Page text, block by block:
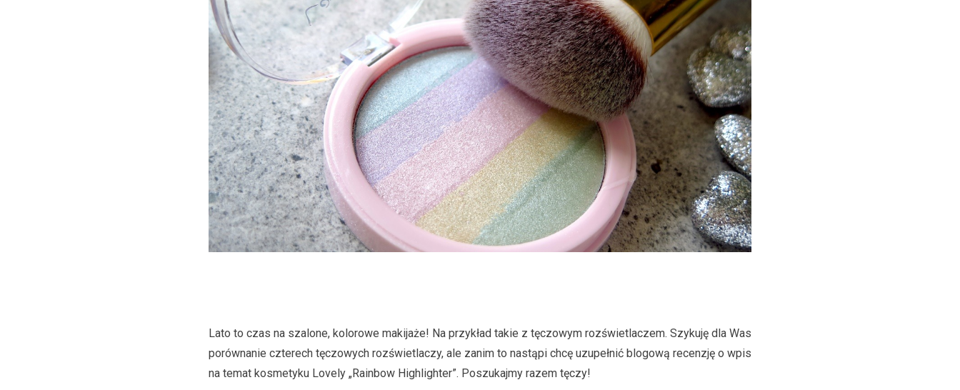
Lato to czas na szalone, kolorowe makijaże! Na przykład takie z tęczowym rozświetlaczem. Szykuję dla Was
porównanie czterech tęczowych rozświetlaczy, ale zanim to nastąpi chcę uzupełnić blogową recenzję o wpis
na temat kosmetyku Lovely „Rainbow Highlighter”. Poszukajmy razem tęczy!